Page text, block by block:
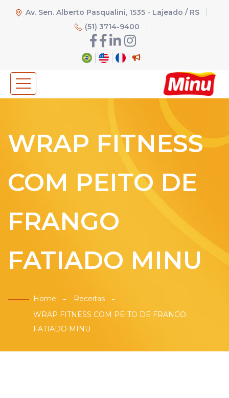
Av. Sen. Alberto Pasqualini, 1535 - Lajeado / RS
(51) 3714-9400
WRAP FITNESS
COM PEITO DE
FRANGO
FATIADO MINU
Home
Receitas
WRAP FITNESS COM PEITO DE FRANGO
FATIADO MINU